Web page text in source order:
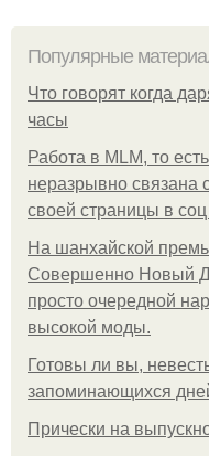
Популярные
Что говорят когда
часы
Работа в MLM, то
неразрывно связана
своей страницы в соц
На шанхайской
Совершенно Новый
просто очередной
высокой моды.
Готовы ли вы,
запоминающихся
Прически на